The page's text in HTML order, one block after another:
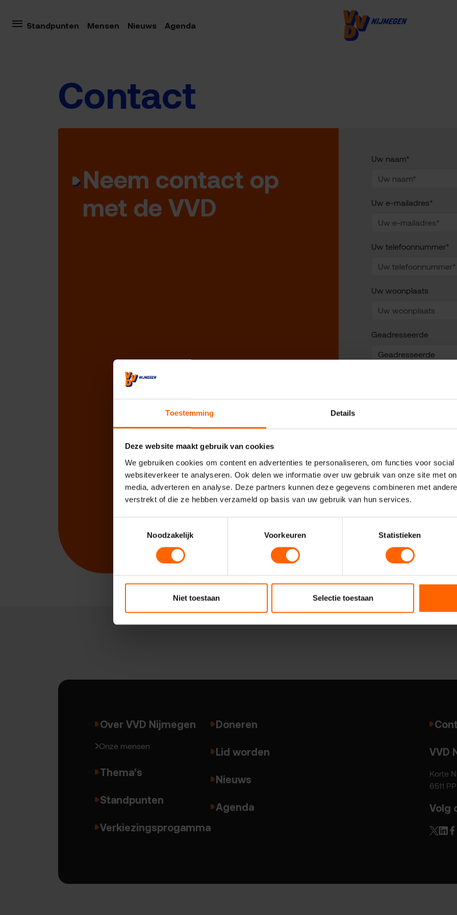
Toestemming Details
Deze website maakt gebruik van cookies
We gebruiken cookies om content en advertenties te personaliseren, om functies voor
websiteverkeer te analyseren. Ook delen we informatie over uw gebruik van onze site met
media, adverteren en analyse. Deze partners kunnen deze gegevens combineren met
verstrekt of die ze hebben verzameld op basis van uw gebruik van hun services.
Noodzakelijk
Voorkeuren Statistieken
Niet toestaan Selectie toestaan
Standpunten Mensen Nieuws Agenda
Contact
Neem contact op
met de VVD
Uw naam*
Uw e-mailadres*
Uw telefoonnummer*
Uw woonplaats
Geadresseerde
Verzenden
Over VVD Nijmegen
Onze mensen
Thema's
Standpunten
Verkiezingsprogamma
Doneren
Lid worden
Nieuws
Agenda
VVD
Korte
6511
Volg